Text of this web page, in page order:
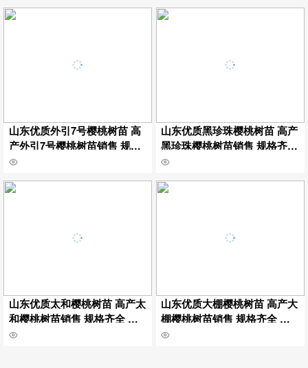
山东优质外引7号樱桃树苗 高
产外引7号樱桃树苗销售 规格
齐全 嫁接外引7号樱桃树苗挂
山东优质黑珍珠樱桃树苗 高产
黑珍珠樱桃树苗销售 规格齐全
嫁接黑珍珠樱桃树苗挂牌保湿
山东优质太和樱桃树苗 高产太
和樱桃树苗销售 规格齐全 嫁
接太和樱桃树苗挂牌保湿邮寄
山东优质大棚樱桃树苗 高产大
棚樱桃树苗销售 规格齐全 嫁
接大棚樱桃树苗挂牌保湿邮寄